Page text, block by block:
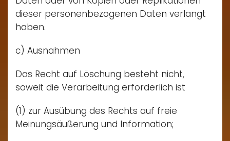
dieser personenbezogenen Daten verlangt
haben.
c) Ausnahmen
Das Recht auf Löschung besteht nicht,
soweit die Verarbeitung erforderlich ist
(1) zur Ausübung des Rechts auf freie
Meinungsäußerung und Information;